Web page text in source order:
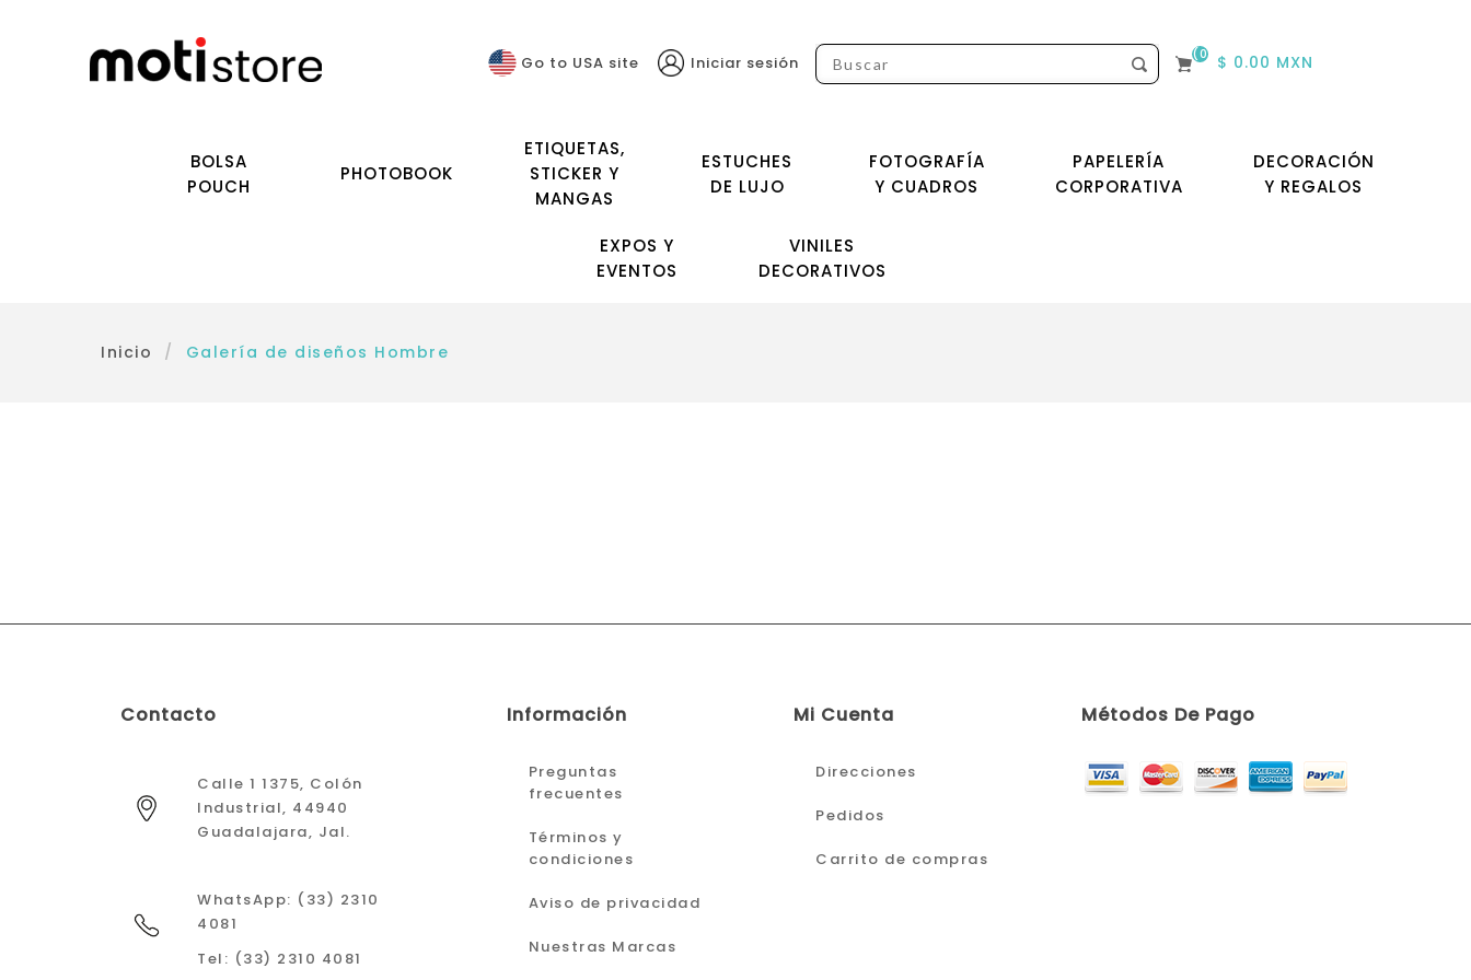
(0) $ 0.00 MXN
Go to USA site Iniciar sesión
BOLSA
POUCH
PHOTOBOOK
ETIQUETAS,
STICKER Y
MANGAS
ESTUCHES
DE LUJO
FOTOGRAFÍA
Y CUADROS
PAPELERÍA
CORPORATIVA
DECORACIÓN
Y REGALOS
EXPOS Y
EVENTOS
VINILES
DECORATIVOS
Inicio / Galería de diseños Hombre
Contacto
Calle 1 1375, Colón
Industrial, 44940
Guadalajara, Jal.
WhatsApp: (33) 2310
4081
Tel: (33) 2310 4081
Información
Preguntas
frecuentes
Términos y
condiciones
Aviso de privacidad
Nuestras Marcas
Mi Cuenta
Direcciones
Pedidos
Carrito de compras
Métodos De Pago